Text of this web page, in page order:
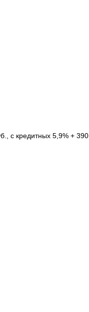
с кредитных 5,9% + 390